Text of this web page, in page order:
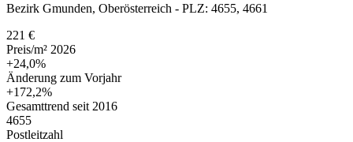
Bezirk Gmunden, Oberösterreich - PLZ: 4655, 4661
221 €
Preis/m² 2026
+24,0%
Änderung zum Vorjahr
+172,2%
Gesamttrend seit 2016
4655
Postleitzahl